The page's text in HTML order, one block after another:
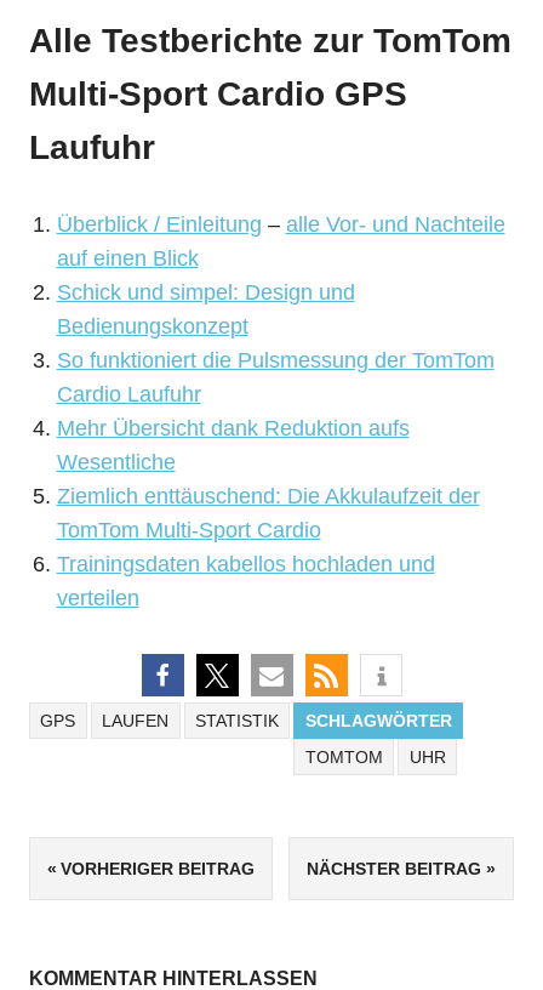
Alle Testberichte zur TomTom
Multi-Sport Cardio GPS
Laufuhr
Überblick / Einleitung – alle Vor- und Nachteile
auf einen Blick
Schick und simpel: Design und
Bedienungskonzept
So funktioniert die Pulsmessung der TomTom
Cardio Laufuhr
Mehr Übersicht dank Reduktion aufs
Wesentliche
Ziemlich enttäuschend: Die Akkulaufzeit der
TomTom Multi-Sport Cardio
Trainingsdaten kabellos hochladen und
verteilen
SCHLAGWÖRTER
GPS LAUFEN
STATISTIK
TOMTOM
UHR
Beitrags-
VORHERIGER BEITRAG NÄCHSTER BEITRAG
KOMMENTAR HINTERLASSEN